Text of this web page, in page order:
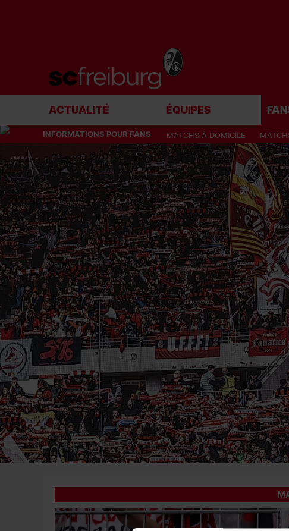
ACTUALITÉ ÉQUIPES
INFORMATIONS POUR FANS MATCHS À DOMICILE